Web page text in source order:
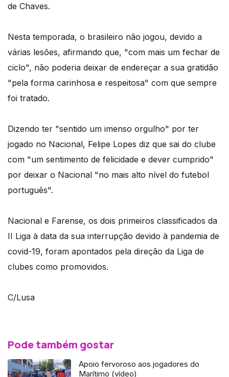
de Chaves.
Nesta temporada, o brasileiro não jogou, devido a
várias lesões, afirmando que, "com mais um fechar de
ciclo", não poderia deixar de endereçar a sua gratidão
"pela forma carinhosa e respeitosa" com que sempre
foi tratado.
Dizendo ter "sentido um imenso orgulho" por ter
jogado no Nacional, Felipe Lopes diz que sai do clube
com "um sentimento de felicidade e dever cumprido"
por deixar o Nacional "no mais alto nível do futebol
português".
Nacional e Farense, os dois primeiros classificados da
II Liga à data da sua interrupção devido à pandemia de
covid-19, foram apontados pela direção da Liga de
clubes como promovidos.
C/Lusa
Pode também gostar
Apoio fervoroso aos jogadores do
Marítimo (vídeo)